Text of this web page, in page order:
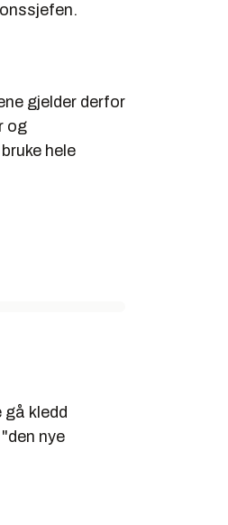
gjelder derfor
og
hele
kledd
nye